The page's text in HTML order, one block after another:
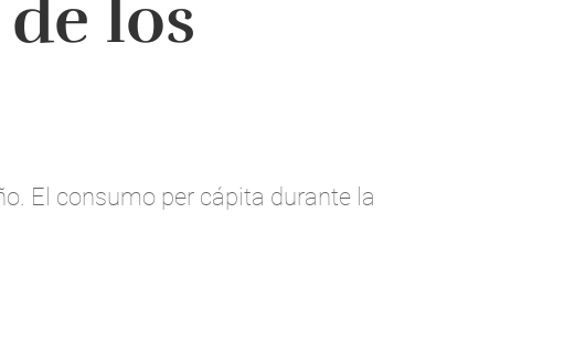
los
El consumo per cápita durante la